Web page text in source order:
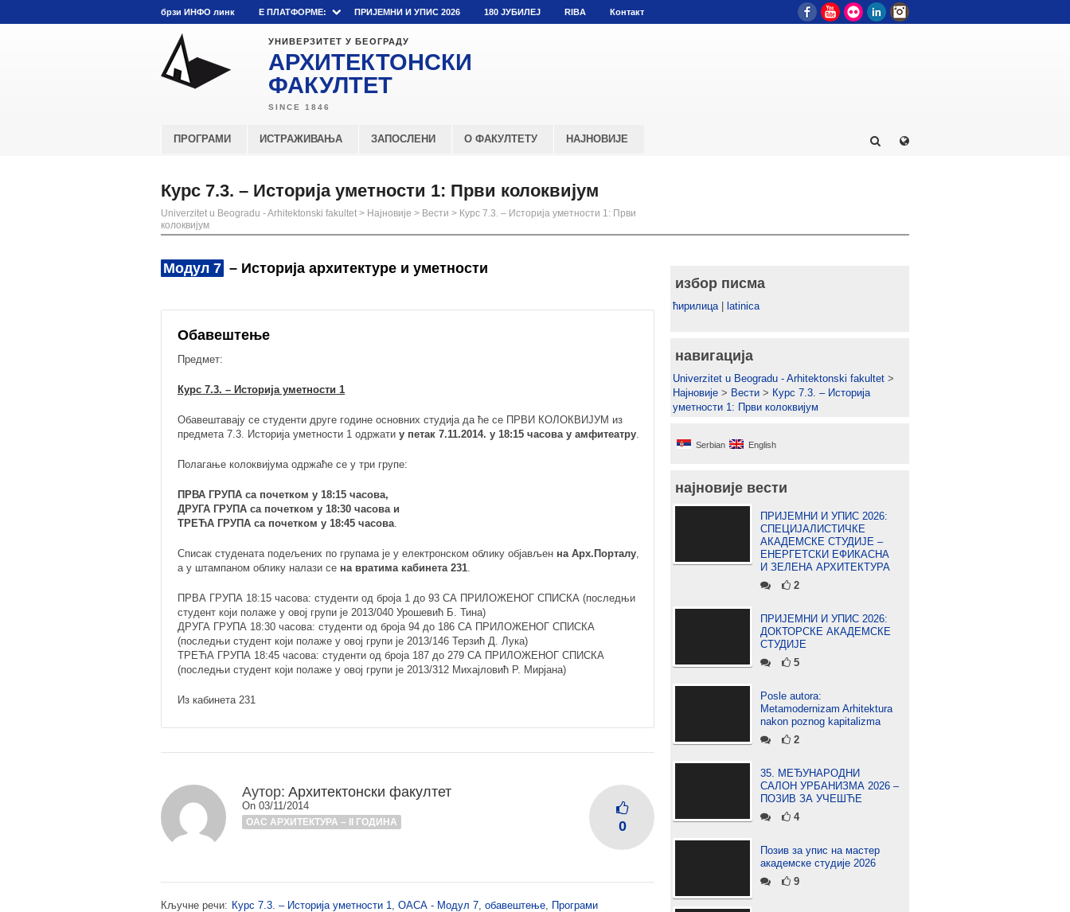
брзи ИНФО линк E ПЛАТФОРМЕ: ПРИЈЕМНИ И УПИС 2026 180 ЈУБИЛЕЈ RIBA Контакт FacebookYouTube
Flickr LinkedIn
УНИВЕРЗИТЕТ У БЕОГРАДУ
АРХИТЕКТОНСКИ
ФАКУЛТЕТ
ПРОГРАМИ ИСТРАЖИВАЊА ЗАПОСЛЕНИ О ФАКУЛТЕТУ НАЈНОВИЈЕ
Курс 7.3. – Историја уметности 1: Први колоквијум
Univerzitet u Beogradu - Arhitektonski fakultet > Најновије > Вести > Курс 7.3. – Историја уметности 1: Први
колоквијум
Модул 7 – Историја архитектуре и уметности
Обавештење
Предмет:
Курс 7.3. – Историја уметности 1
Обавештавају се студенти друге године основних студија да ће се ПРВИ КОЛОКВИЈУМ из
предмета 7.3. Историја уметности 1 одржати у петак 7.11.2014. у 18:15 часова у амфитеатру.
Полагање колоквијума одржаће се у три групе:
ПРВА ГРУПА са почетком у 18:15 часова,
ДРУГА ГРУПА са почетком у 18:30 часова и
ТРЕЋА ГРУПА са почетком у 18:45 часова.
Списак студената подељених по групама је у електронском облику објављен на Арх.Порталу,
а у штампаном облику налази се на вратима кабинета 231.
ПРВА ГРУПА 18:15 часова: студенти од броја 1 до 93 СА ПРИЛОЖЕНОГ СПИСКА (последњи
студент који полаже у овој групи је 2013/040 Урошевић Б. Тина)
ДРУГА ГРУПА 18:30 часова: студенти од броја 94 до 186 СА ПРИЛОЖЕНОГ СПИСКА
(последњи студент који полаже у овој групи је 2013/146 Терзић Д. Лука)
ТРЕЋА ГРУПА 18:45 часова: студенти од броја 187 до 279 СА ПРИЛОЖЕНОГ СПИСКА
(последњи студент који полаже у овој групи је 2013/312 Михајловић Р. Мирјана)
Из кабинета 231
Аутор: Архитектонски факултет
On 03/11/2014
ОАС АРХИТЕКТУРА – II ГОДИНА 0
Кључне речи: Курс 7.3. – Историја уметности 1, ОАСА - Модул 7, обавештење, Програми
избор писма
ћирилица| latinica
навигација
Univerzitet u Beogradu - Arhitektonski fakultet >
Најновије > Вести > Курс 7.3. – Историја
уметности 1: Први колоквијум
Serbian English
најновије вести
ПРИЈЕМНИ И УПИС 2026:
СПЕЦИЈАЛИСТИЧКЕ
АКАДЕМСКЕ СТУДИЈЕ –
ЕНЕРГЕТСКИ ЕФИКАСНА
И ЗЕЛЕНА АРХИТЕКТУРА
2
ПРИЈЕМНИ И УПИС 2026:
ДОКТОРСКЕ АКАДЕМСКЕ
СТУДИЈЕ
5
Posle autora:
Metamodernizam Arhitektura
nakon poznog kapitalizma
2
35. МЕЂУНАРОДНИ
САЛОН УРБАНИЗМА 2026 –
ПОЗИВ ЗА УЧЕШЋЕ
4
Позив за упис на мастер
академске студије 2026
9